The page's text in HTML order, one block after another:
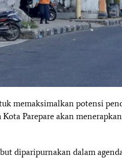
memaksimalkan potensi
Parepare akan
diparipurnakan dalam